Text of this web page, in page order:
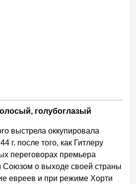
голубоглазый
выстрела оккупировала
г. после того, как Гитлеру
переговорах премьера
Союзом о выходе своей страны
евреев и при режиме Хорти